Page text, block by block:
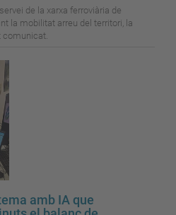
de la xarxa ferroviària de
la mobilitat arreu del territori, la
comunicat.
amb IA que